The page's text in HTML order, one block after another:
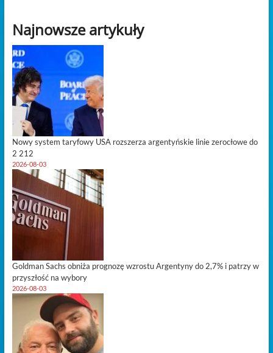
zapalnym
między
Islamabadem
Delhi?
Najnowsze artykuły
Nowy system taryfowy USA rozszerza argentyńskie linie zerocłowe do
2 212
2026-08-03
Goldman Sachs obniża prognozę wzrostu Argentyny do 2,7% i patrzy w
przyszłość na wybory
2026-08-03